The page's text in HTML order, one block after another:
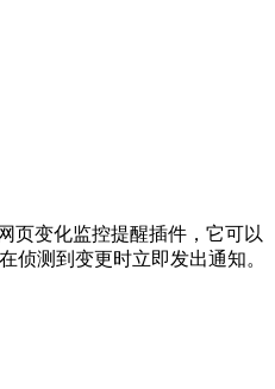
页变化监控提醒插件，它可以
侦测到变更时立即发出通知。